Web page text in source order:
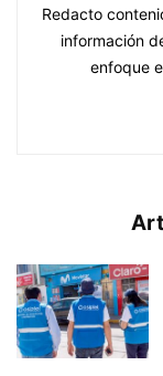
Redacto
información
enfoque